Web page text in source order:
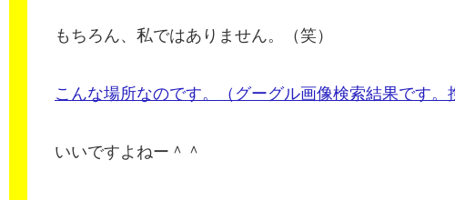
もちろん、私ではありません。（笑）
こんな場所なのです。（グーグル画像検索結果です。
いいですよねー＾＾